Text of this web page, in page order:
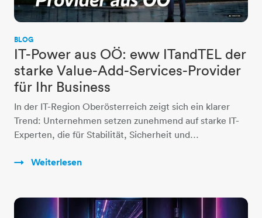
BLOG
IT-Power aus OÖ: eww ITandTEL der
starke Value-Add-Services-Provider
für Ihr Business
In der IT-Region Oberösterreich zeigt sich ein klarer
Trend: Unternehmen setzen zunehmend auf starke IT-
Experten, die für Stabilität, Sicherheit und…
Weiterlesen